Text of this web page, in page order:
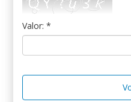
Valor: *